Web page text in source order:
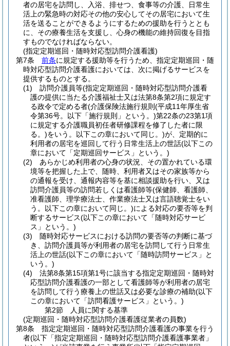
者の居宅を訪問し、入浴、排せつ、食事等の介護、日常生
活上の緊急時の対応その他の安心してその居宅において生
活を送ることができるようにするための援助を行うととも
に、その療養生活を支援し、心身の機能の維持回復を目指
すものでなければならない。
(指定定期巡回・随時対応型訪問介護看護)
第7条
前条に規定する援助等を行うため、指定定期巡回・随
時対応型訪問介護看護においては、次に掲げるサービスを
提供するものとする。
(1)
訪問介護員等(指定定期巡回・随時対応型訪問介護看
護の提供に当たる介護福祉士又は法第8条第2項に規定す
る政令で定める者(介護保険法施行規則 (平成11年厚生省
令第36号。以下「施行規則」という。)第22条の23第1項
に規定する介護職員初任者研修課程を修了した者に限
る。)をいう。以下この章において同じ。)が、定期的に
利用者の居宅を巡回して行う日常生活上の世話(以下この
章において「定期巡回サービス」という。)
(2)
あらかじめ利用者の心身の状況、その置かれている環
境等を把握した上で、随時、利用者又はその家族等から
の通報を受け、通報内容等を基に相談援助を行い、又は
訪問介護員等の訪問若しくは看護師等(保健師、看護師、
准看護師、理学療法士、作業療法士又は言語聴覚士をい
う。以下この章において同じ。)による対応の要否等を判
断するサービス(以下この章において「随時対応サービ
ス」という。)
(3)
随時対応サービスにおける訪問の要否等の判断に基づ
き、訪問介護員等が利用者の居宅を訪問して行う日常生
活上の世話(以下この章において「随時訪問サービス」と
いう。)
(4)
法第8条第15項第1号に該当する指定定期巡回・随時対
応型訪問介護看護の一部として看護師等が利用者の居宅
を訪問して行う療養上の世話又は必要な診療の補助(以下
この章において「訪問看護サービス」という。)
第2節
人員に関する基準
(定期巡回・随時対応型訪問介護看護従業者の員数)
第8条
指定定期巡回・随時対応型訪問介護看護の事業を行う
者(以下「指定定期巡回・随時対応型訪問介護看護事業者」